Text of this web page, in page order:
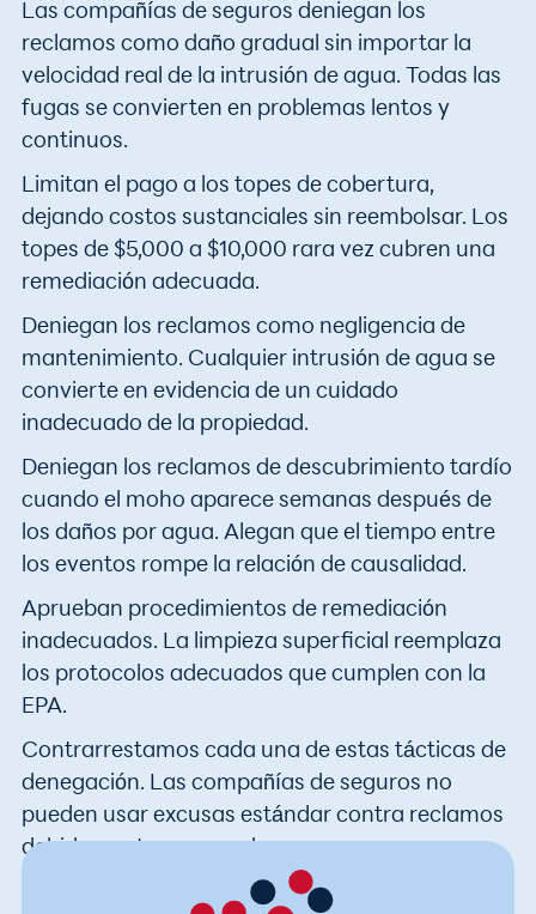
Las compañías de seguros deniegan los
reclamos como daño gradual sin importar la
velocidad real de la intrusión de agua. Todas las
fugas se convierten en problemas lentos y
continuos.
Limitan el pago a los topes de cobertura,
dejando costos sustanciales sin reembolsar. Los
topes de $5,000 a $10,000 rara vez cubren una
remediación adecuada.
Deniegan los reclamos como negligencia de
mantenimiento. Cualquier intrusión de agua se
convierte en evidencia de un cuidado
inadecuado de la propiedad.
Deniegan los reclamos de descubrimiento tardío
cuando el moho aparece semanas después de
los daños por agua. Alegan que el tiempo entre
los eventos rompe la relación de causalidad.
Aprueban procedimientos de remediación
inadecuados. La limpieza superficial reemplaza
los protocolos adecuados que cumplen con la
EPA.
Contrarrestamos cada una de estas tácticas de
denegación. Las compañías de seguros no
pueden usar excusas estándar contra reclamos
debidamente preparados.